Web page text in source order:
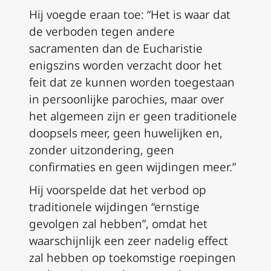
Hij voegde eraan toe: “Het is waar dat
de verboden tegen andere
sacramenten dan de Eucharistie
enigszins worden verzacht door het
feit dat ze kunnen worden toegestaan
in persoonlijke parochies, maar over
het algemeen zijn er geen traditionele
doopsels meer, geen huwelijken en,
zonder uitzondering, geen
confirmaties en geen wijdingen meer.”
Hij voorspelde dat het verbod op
traditionele wijdingen “ernstige
gevolgen zal hebben”, omdat het
waarschijnlijk een zeer nadelig effect
zal hebben op toekomstige roepingen